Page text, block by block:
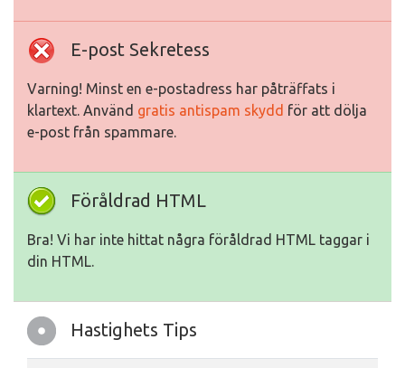
E-post Sekretess
Varning! Minst en e-postadress har påträffats i
klartext. Använd gratis antispam skydd för att dölja
e-post från spammare.
Föråldrad HTML
Bra! Vi har inte hittat några föråldrad HTML taggar i
din HTML.
Hastighets Tips